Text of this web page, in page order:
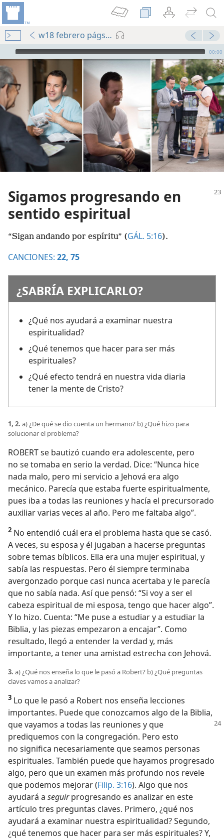
w18 febrero págs. 23-27
Audio Player
00:00
Sigamos progresando en
sentido espiritual
“Sigan andando por espíritu” (GÁL. 5:16).
CANCIONES: 22, 75
¿SABRÍA EXPLICARLO?
¿Qué nos ayudará a examinar nuestra
espiritualidad?
¿Qué tenemos que hacer para ser más
espirituales?
¿Qué efecto tendrá en nuestra vida diaria
tener la mente de Cristo?
1, 2. a) ¿De qué se dio cuenta un hermano? b) ¿Qué hizo para
solucionar el problema?
ROBERT se bautizó cuando era adolescente, pero
no se tomaba en serio la verdad. Dice: “Nunca hice
nada malo, pero mi servicio a Jehová era algo
mecánico. Parecía que estaba fuerte espiritualmente,
pues iba a todas las reuniones y hacía el precursorado
auxiliar varias veces al año. Pero me faltaba algo”.
2 No entendió cuál era el problema hasta que se casó.
A veces, su esposa y él jugaban a hacerse preguntas
sobre temas bíblicos. Ella era una mujer espiritual, y
sabía las respuestas. Pero él siempre terminaba
avergonzado porque casi nunca acertaba y le parecía
que no sabía nada. Así que pensó: “Si voy a ser el
cabeza espiritual de mi esposa, tengo que hacer algo”.
Y lo hizo. Cuenta: “Me puse a estudiar y a estudiar la
Biblia, y las piezas empezaron a encajar”. Como
resultado, llegó a entender la verdad y, más
importante, a tener una amistad estrecha con Jehová.
3. a) ¿Qué nos enseña lo que le pasó a Robert? b) ¿Qué preguntas
claves vamos a analizar?
3 Lo que le pasó a Robert nos enseña lecciones
importantes. Puede que conozcamos algo de la Biblia,
que vayamos a todas las reuniones y que
prediquemos con la congregación. Pero esto
no significa necesariamente que seamos personas
espirituales. También puede que hayamos progresado
algo, pero que un examen más profundo nos revele
que podemos mejorar (Filip. 3:16). Algo que nos
ayudará a seguirprogresando es analizar en este
artículo tres preguntas claves. Primero, ¿qué nos
ayudará a examinar nuestra espiritualidad? Segundo,
¿qué tenemos que hacer para ser más espirituales? Y,